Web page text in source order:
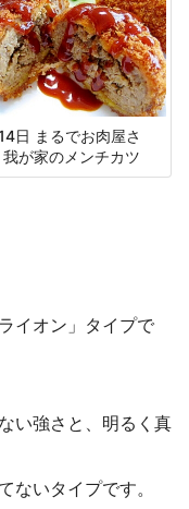
日 まるでお肉屋さ
我が家のメンチカツ
イオン」タイプで
い強さと、明るく真
ないタイプです。